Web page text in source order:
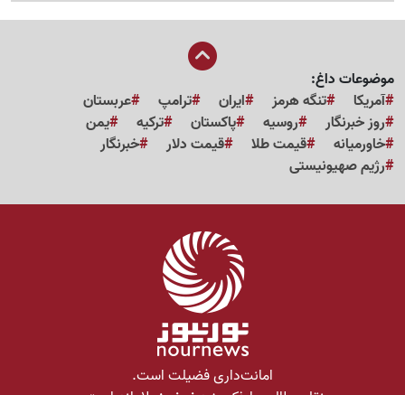
موضوعات داغ:
آمریکا
تنگه هرمز ایران ترامپ
عربستان
روز خبرنگار
روسیه پاکستان ترکیه
یمن
خاورمیانه
قیمت طلا قیمت دلار
خبرنگار
رژیم صهیونیستی
امانت‌داری فضیلت است.